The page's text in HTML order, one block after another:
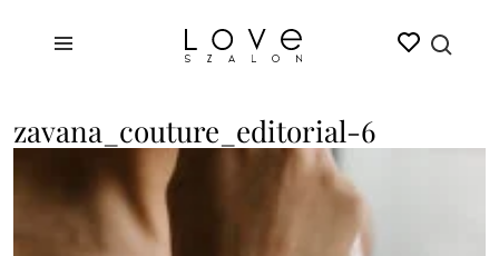
zavana_couture_editorial-6